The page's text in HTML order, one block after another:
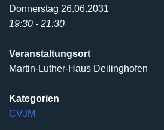
Donnerstag 26.06.2031
19:30 - 21:30
Veranstaltungsort
Martin-Luther-Haus Deilinghofen
Kategorien
CVJM